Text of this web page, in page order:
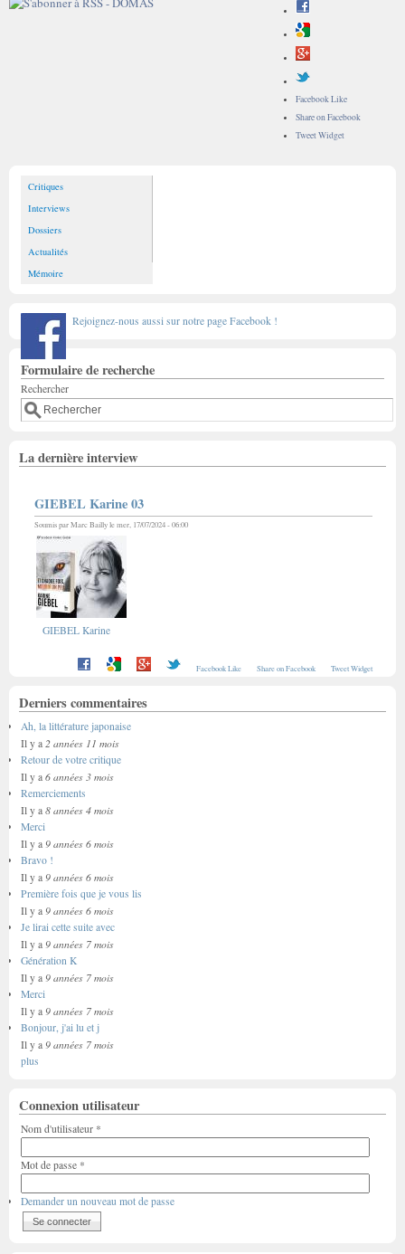
Facebook Like
Share on Facebook
Tweet Widget
Critiques
Interviews
Dossiers
Actualités
Mémoire
Rejoignez-nous aussi sur notre page Facebook !
Formulaire de recherche
Rechercher
La dernière interview
GIEBEL Karine 03
Soumis parMarc Baillyle mer, 17/07/2024 - 06:00
GIEBEL Karine
Facebook Like Share on Facebook Tweet Widget
Derniers commentaires
Ah, la littérature japonaise
Il y a 2 années 11 mois
Retour de votre critique
Il y a 6 années 3 mois
Remerciements
Il y a 8 années 4 mois
Merci
Il y a 9 années 6 mois
Bravo !
Il y a 9 années 6 mois
Première fois que je vous lis
Il y a 9 années 6 mois
Je lirai cette suite avec
Il y a 9 années 7 mois
Génération K
Il y a 9 années 7 mois
Merci
Il y a 9 années 7 mois
Bonjour, j'ai lu et j
Il y a 9 années 7 mois
plus
Connexion utilisateur
Nom d'utilisateur *
Mot de passe *
Demander un nouveau mot de passe